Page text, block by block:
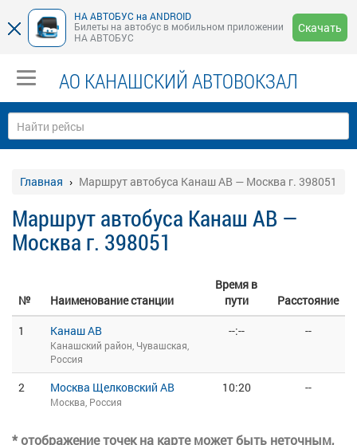
НА АВТОБУС на ANDROID
Билеты на автобус в мобильном приложении
НА АВТОБУС
Скачать
АО КАНАШСКИЙ АВТОВОКЗАЛ
Главная Маршрут автобуса Канаш АВ — Москва г. 398051
Маршрут автобуса Канаш АВ —
Москва г. 398051
№ Наименование станции
Время в
пути
Расстояние
1
Канаш АВ
Канашский район, Чувашская,
Россия
--:-- --
2 Москва Щелковский АВ
Москва, Россия
10:20 --
* отображение точек на карте может быть неточным,